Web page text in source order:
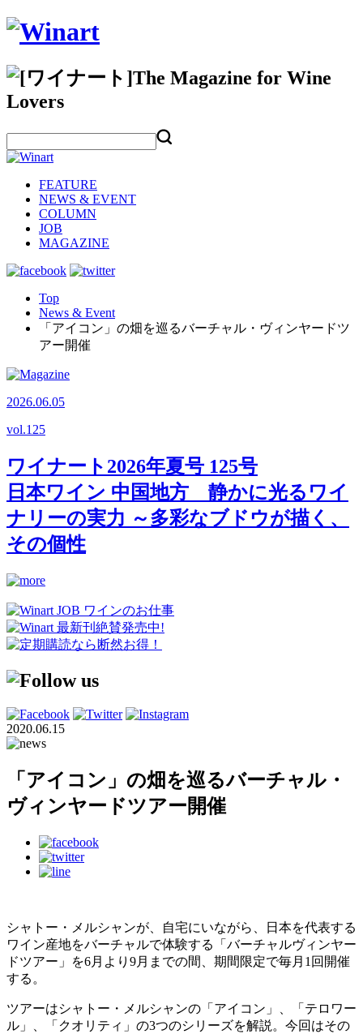
FEATURE
NEWS & EVENT
COLUMN
JOB
MAGAZINE
Top
News & Event
「アイコン」の畑を巡るバーチャル・ヴィンヤードツ
アー開催
2026.06.05
vol.125
ワイナート2026年夏号 125号
日本ワイン 中国地方 静かに光るワイ
ナリーの実力 ～多彩なブドウが描く、
その個性
2020.06.15
「アイコン」の畑を巡るバーチャル・
ヴィンヤードツアー開催
シャトー・メルシャンが、自宅にいながら、日本を代表する
ワイン産地をバーチャルで体験する「バーチャルヴィンヤー
ドツアー」を6月より9月までの間、期間限定で毎月1回開催
する。
ツアーはシャトー・メルシャンの「アイコン」、「テロワー
ル」、「クオリティ」の3つのシリーズを解説。今回はその